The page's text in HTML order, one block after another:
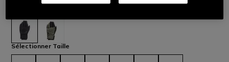
sélectionné
Sélectionner Taille